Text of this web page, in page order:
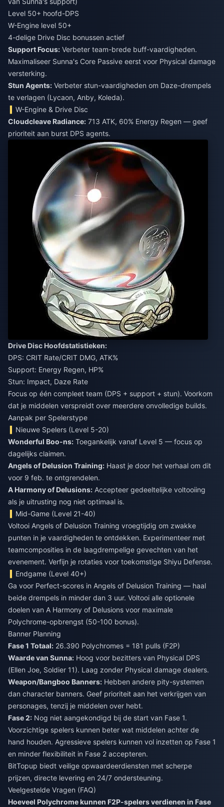
Level 50+ hoofd-DPS
W-Engine level 50+
4-delige Drive Disc bonussen actief
Support Focus: Verbeter team-brede buff-vaardigheden.
Maximaliseer Sunna's Core Passive eerst voor Physical damage
versterking.
Stun Agents: Verbeter stun-vaardigheden om Daze-drempels
te verlagen (Lycaon, Anby, Koleda).
W-Engine & Drive Disc
Cloudcleave Radiance: 713 ATK, 60% Energy Regen — geef
prioriteit aan burst DPS agents.
Drive Disc Hoofdstatistieken:
DPS: CRIT Rate/CRIT DMG, ATK%
Support: Energy Regen, HP%
Stun: Impact, Daze Rate
Focus op één compleet team (DPS + support + stun). Voorkom
dat je middelen verspreidt over meerdere onvolledige builds.
Aanpak per Spelerstype
Nieuwe Spelers (Level 5-20)
Wonderful Boo-ns: Toegankelijk vanaf Level 5 — focus op
dagelijks claimen.
Angels of Delusion Training: Haast je door het verhaal om dit
voor 9 feb. te ontgrendelen.
A Harmony of Delusions: Accepteer gedeeltelijke voltooiing
als je uitrusting nog niet optimaal is.
Mid-Game (Level 21-40)
Voltooi Angels of Delusion Training vroegtijdig om zwakke
punten in je vaardigheden te ontdekken. Experimenteer met
teamcomposities in de laagdrempelige gevechten van het
evenement. Verfijn je rotaties voor toekomstige Shiyu Defense.
Endgame (Level 40+)
Ga voor Perfect-scores in Angels of Delusion Training — haal
beide drempels in minder dan 3 uur. Voltooi alle optionele
doelen van A Harmony of Delusions voor maximale
Polychrome-opbrengst (50-100 bonus).
Banner Planning
Fase 1 Totaal: 26.390 Polychromes = 181 pulls (F2P)
Waarde van Sunna: Hoog voor bezitters van Physical DPS
(Ellen Joe, Soldier 11). Laag zonder Physical damage dealers.
Weapon/Bangboo Banners: Hebben andere pity-systemen
dan character banners. Geef prioriteit aan het verkrijgen van
personages, tenzij je middelen over hebt.
Fase 2: Nog niet aangekondigd bij de start van Fase 1.
Voorzichtige spelers kunnen beter wat middelen achter de
hand houden. Agressieve spelers kunnen vol inzetten op Fase 1
en minder flexibiliteit in Fase 2 accepteren.
BitTopup biedt veilige opwaardeerdiensten met scherpe
prijzen, directe levering en 24/7 ondersteuning.
Veelgestelde Vragen (FAQ)
Hoeveel Polychrome kunnen F2P-spelers verdienen in Fase